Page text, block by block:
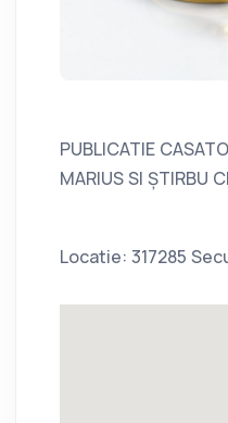
PUBLICATIE
MARIUS SI ȘTIRBU
Locatie: 317285